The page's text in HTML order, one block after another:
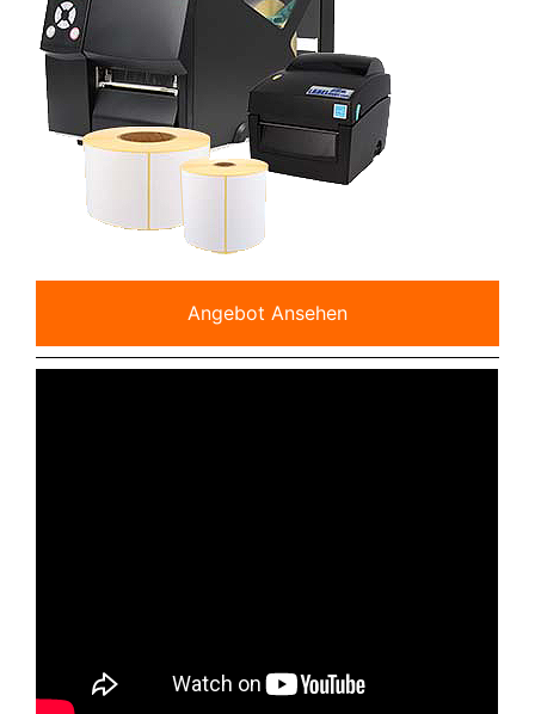
Angebot Ansehen